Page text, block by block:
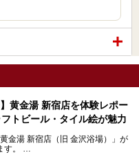
黄金湯 新宿店を体験レポー
トビール・タイル絵が魅力
金湯 新宿店（旧 金沢浴場）」が
す。